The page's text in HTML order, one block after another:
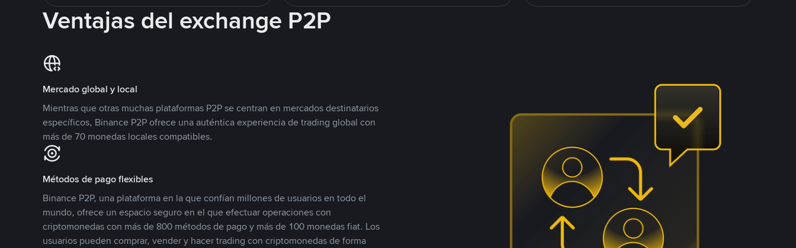
Ventajas del exchange P2P
Mercado global y local
Mientras que otras muchas plataformas P2P se centran en mercados destinatarios
específicos, Binance P2P ofrece una auténtica experiencia de trading global con
más de 70 monedas locales compatibles.
Métodos de pago flexibles
Binance P2P, una plataforma en la que confían millones de usuarios en todo el
mundo, ofrece un espacio seguro en el que efectuar operaciones con
criptomonedas con más de 800 métodos de pago y más de 100 monedas fiat. Los
usuarios pueden comprar, vender y hacer trading con criptomonedas de forma